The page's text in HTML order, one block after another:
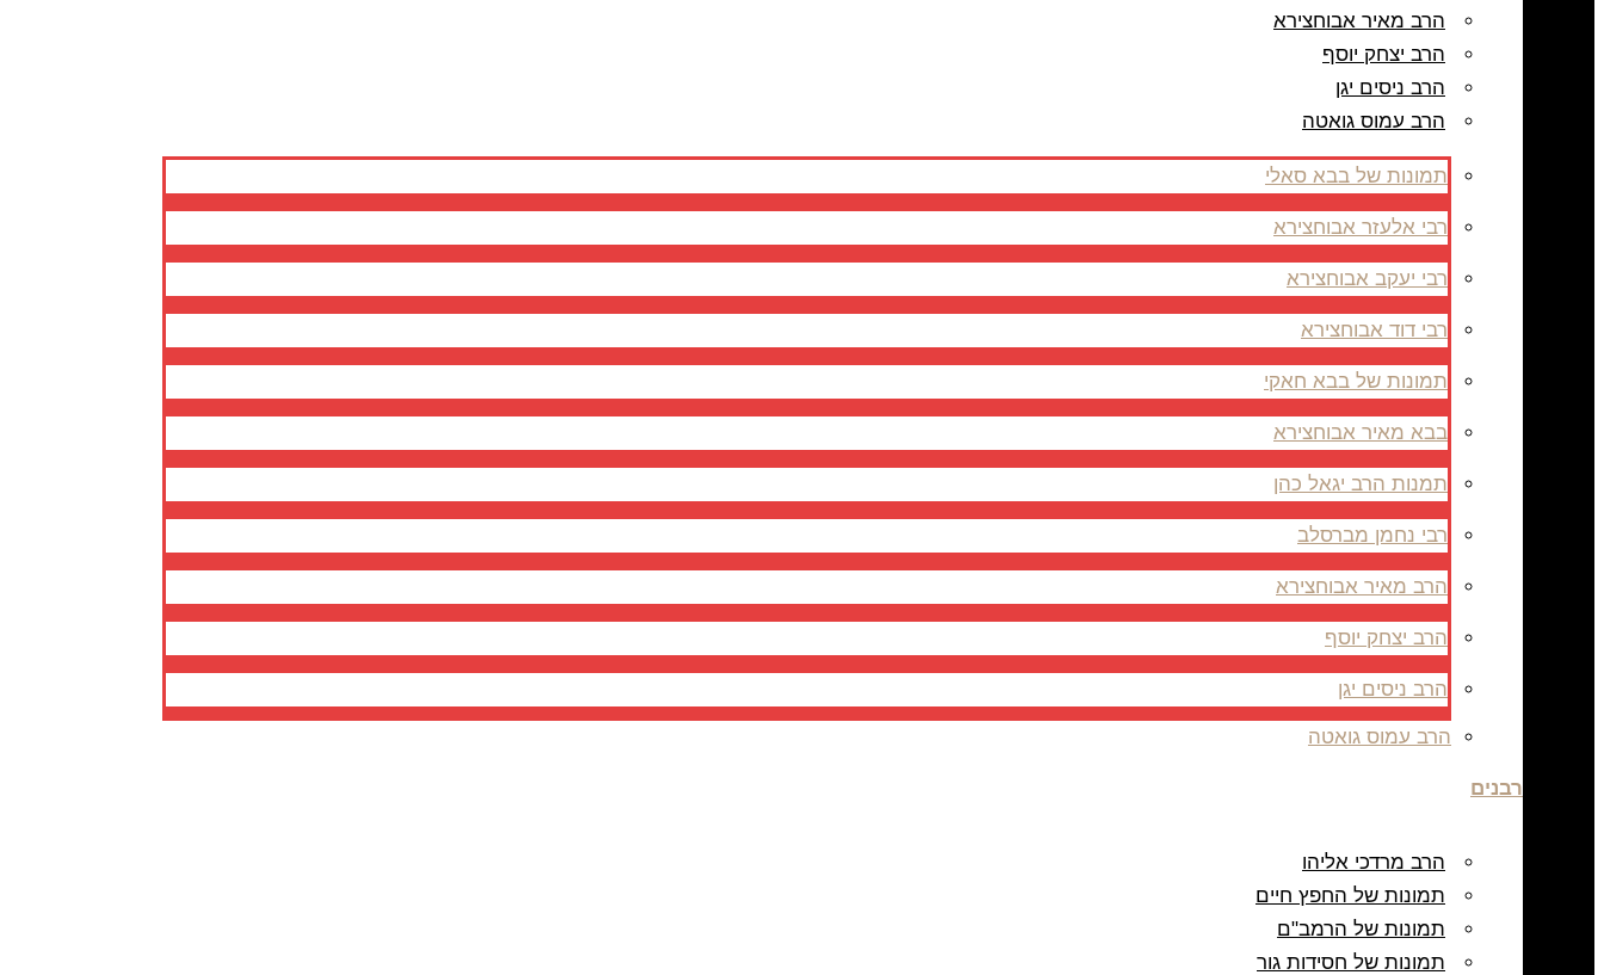
הרב מאיר אבוחצירא
הרב יצחק יוסף
הרב ניסים יגן
הרב עמוס גואטה
תמונות של בבא סאלי
רבי אלעזר אבוחצירא
רבי יעקב אבוחצירא
רבי דוד אבוחצירא
תמונות של בבא חאקי
בבא מאיר אבוחצירא
תמנות הרב יגאל כהן
רבי נחמן מברסלב
הרב מאיר אבוחצירא
הרב יצחק יוסף
הרב ניסים יגן
הרב עמוס גואטה
רבנים
הרב מרדכי אליהו
תמונות של החפץ חיים
תמונות של הרמב"ם
תמונות של חסידות גור